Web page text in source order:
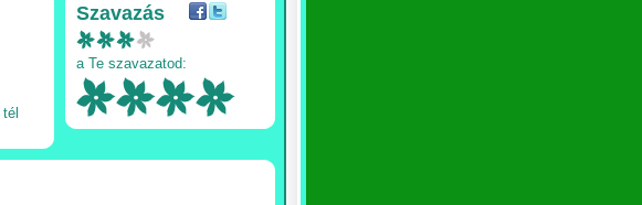
tél
Szavazás
a Te szavazatod: